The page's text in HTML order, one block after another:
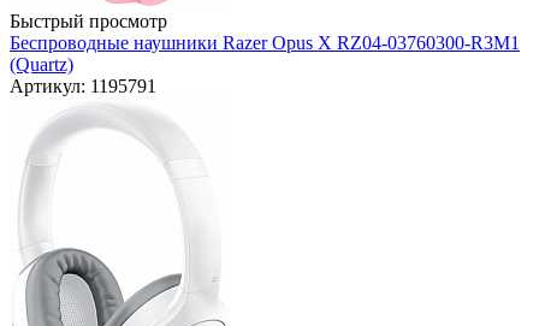
Быстрый просмотр
Беспроводные наушники Razer Opus X RZ04-03760300-R3M1
(Quartz)
Артикул: 1195791